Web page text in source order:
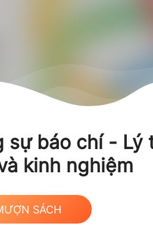
sự báo chí - Lý
kinh nghiệm
SÁCH